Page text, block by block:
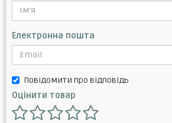
Електронна пошта
Повідомити про відповідь
Оцінити товар